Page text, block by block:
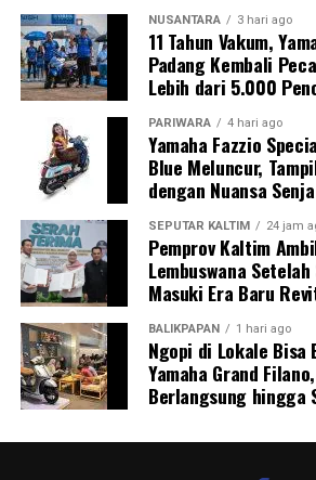
NUSANTARA 3 hari ago
11 Tahun Vakum,
Padang Kembali
Lebih dari 5.000
PARIWARA 4 hari ago
Yamaha Fazzio
Blue Meluncur,
dengan Nuansa
SEPUTAR KALTIM 24 jam
Pemprov Kaltim
Lembuswana
Masuki Era Baru
BALIKPAPAN 1 hari ago
Ngopi di Lokale Bisa
Yamaha Grand
Berlangsung hingga